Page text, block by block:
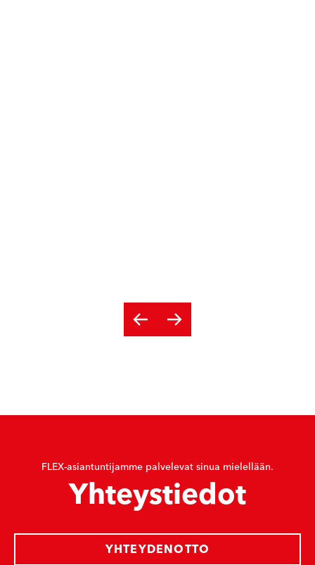
FLEX-asiantuntijamme palvelevat sinua mielellään.
Yhteystiedot
YHTEYDENOTTO